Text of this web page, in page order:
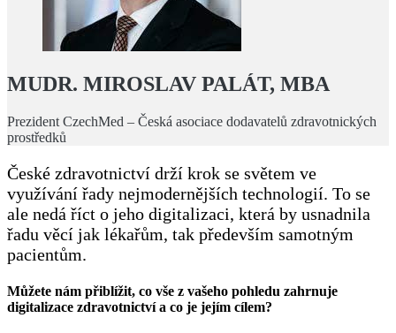
MUDR. MIROSLAV PALÁT, MBA
Prezident CzechMed – Česká asociace dodavatelů zdravotnických
prostředků
České zdravotnictví drží krok se světem ve
využívání řady nejmodernějších technologií. To se
ale nedá říct o jeho digitalizaci, která by usnadnila
řadu věcí jak lékařům, tak především samotným
pacientům.
Můžete nám přiblížit, co vše z vašeho pohledu zahrnuje
digitalizace zdravotnictví a co je jejím cílem?